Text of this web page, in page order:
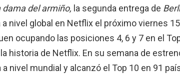
dama del armiño, la segunda entrega de
a nivel global en Netflix el próximo viernes
ocupando las posiciones 4, 6 y 7 en el
historia de Netflix. En su semana de
a nivel mundial y alcanzó el Top 10 en 91